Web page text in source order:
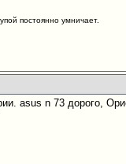
постоянно умничает.
asus n 73 дорого,